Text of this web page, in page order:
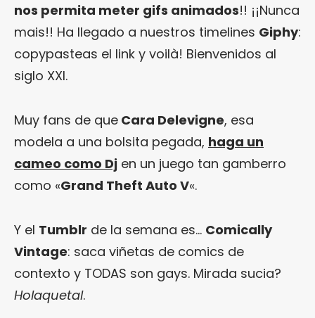
nos permita meter gifs animados!! ¡¡Nunca
mais!! Ha llegado a nuestros timelines Giphy:
copypasteas el link y voilà! Bienvenidos al
siglo XXI.
Muy fans de que Cara Delevigne, esa
modela a una bolsita pegada, haga un
cameo como Dj en un juego tan gamberro
como «Grand Theft Auto V«.
Y el Tumblr de la semana es… Comically
Vintage: saca viñetas de comics de
contexto y TODAS son gays. Mirada sucia?
Holaquetal.